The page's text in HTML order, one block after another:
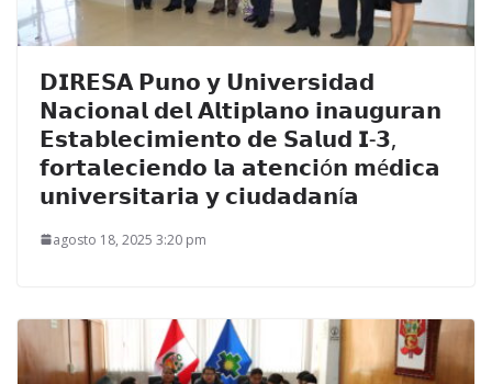
𝗗𝗜𝗥𝗘𝗦𝗔 𝗣𝘂𝗻𝗼 𝘆 𝗨𝗻𝗶𝘃𝗲𝗿𝘀𝗶𝗱𝗮𝗱
𝗡𝗮𝗰𝗶𝗼𝗻𝗮𝗹 𝗱𝗲𝗹 𝗔𝗹𝘁𝗶𝗽𝗹𝗮𝗻𝗼 𝗶𝗻𝗮𝘂𝗴𝘂𝗿𝗮𝗻
𝗘𝘀𝘁𝗮𝗯𝗹𝗲𝗰𝗶𝗺𝗶𝗲𝗻𝘁𝗼 𝗱𝗲 𝗦𝗮𝗹𝘂𝗱 𝗜-𝟯,
𝗳𝗼𝗿𝘁𝗮𝗹𝗲𝗰𝗶𝗲𝗻𝗱𝗼 𝗹𝗮 𝗮𝘁𝗲𝗻𝗰𝗶ó𝗻 𝗺é𝗱𝗶𝗰𝗮
𝘂𝗻𝗶𝘃𝗲𝗿𝘀𝗶𝘁𝗮𝗿𝗶𝗮 𝘆 𝗰𝗶𝘂𝗱𝗮𝗱𝗮𝗻í𝗮
agosto 18, 2025 3:20 pm